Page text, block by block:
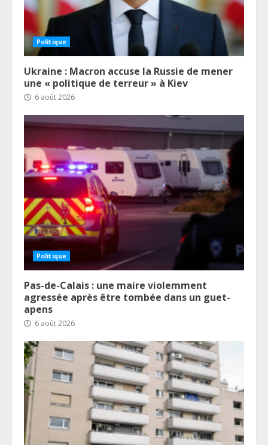
Politique
Ukraine : Macron accuse la Russie de mener
une « politique de terreur » à Kiev
6 août 2026
Politique
Pas-de-Calais : une maire violemment
agressée après être tombée dans un guet-
apens
6 août 2026